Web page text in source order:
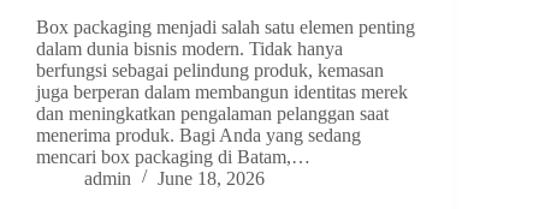
Box packaging menjadi salah satu elemen penting
dalam dunia bisnis modern. Tidak hanya
berfungsi sebagai pelindung produk, kemasan
juga berperan dalam membangun identitas merek
dan meningkatkan pengalaman pelanggan saat
menerima produk. Bagi Anda yang sedang
mencari box packaging di Batam,…
admin
June 18, 2026